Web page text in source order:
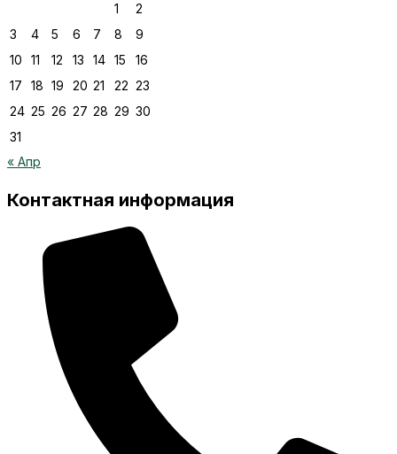
1
2
3
4 5 6 7 8
9
10
11 12 13 14 15
16
17
18 19 20 21 22 23
24 25 26 27 28 29 30
31
« Апр
Контактная информация